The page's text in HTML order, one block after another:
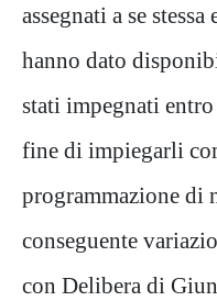
assegnati a se
hanno dato
stati impegnati
fine di impiegarli
programmazione di
conseguente
con Delibera di